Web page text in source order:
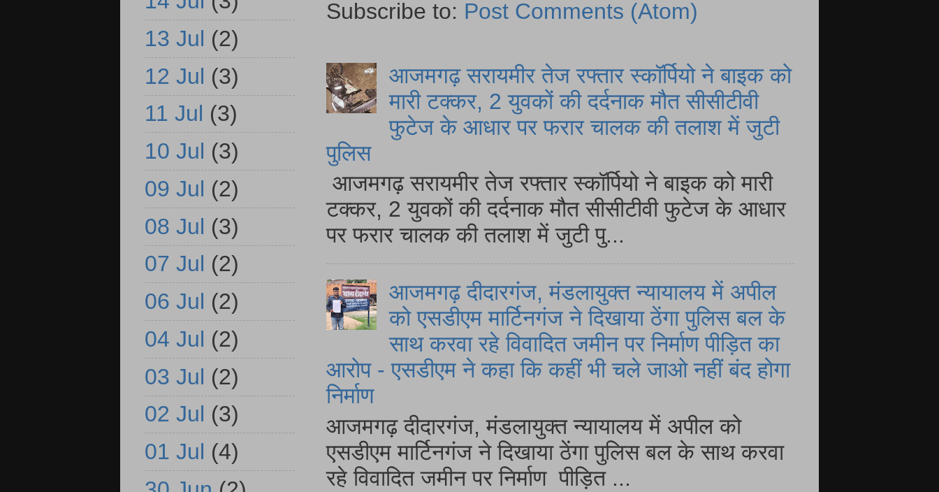
Subscribe to: Post Comments (Atom)
आजमगढ़ सरायमीर तेज रफ्तार स्कॉर्पियो ने बाइक को
मारी टक्कर, 2 युवकों की दर्दनाक मौत सीसीटीवी
फुटेज के आधार पर फरार चालक की तलाश में जुटी
पुलिस
आजमगढ़ सरायमीर तेज रफ्तार स्कॉर्पियो ने बाइक को मारी
टक्कर, 2 युवकों की दर्दनाक मौत सीसीटीवी फुटेज के आधार
पर फरार चालक की तलाश में जुटी पु...
आजमगढ़ दीदारगंज, मंडलायुक्त न्यायालय में अपील
को एसडीएम मार्टिनगंज ने दिखाया ठेंगा पुलिस बल के
साथ करवा रहे विवादित जमीन पर निर्माण पीड़ित का
आरोप - एसडीएम ने कहा कि कहीं भी चले जाओ नहीं बंद होगा
निर्माण
आजमगढ़ दीदारगंज, मंडलायुक्त न्यायालय में अपील को
एसडीएम मार्टिनगंज ने दिखाया ठेंगा पुलिस बल के साथ करवा
रहे विवादित जमीन पर निर्माण पीड़ित ...
13 Jul (2)
12 Jul (3)
11 Jul (3)
10 Jul (3)
09 Jul (2)
08 Jul (3)
07 Jul (2)
06 Jul (2)
04 Jul (2)
03 Jul (2)
02 Jul (3)
01 Jul (4)